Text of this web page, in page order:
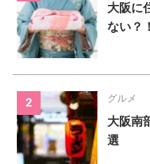
大阪に
ない？
グルメ
大阪南
選